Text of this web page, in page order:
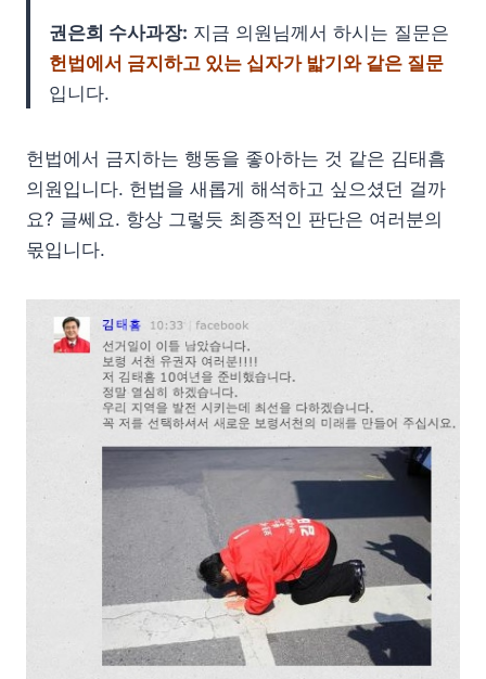
권은희 수사과장: 지금 의원님께서 하시는 질문은
헌법에서 금지하고 있는 십자가 밟기와 같은 질문
입니다.
헌법에서 금지하는 행동을 좋아하는 것 같은 김태흠
의원입니다. 헌법을 새롭게 해석하고 싶으셨던 걸까
요? 글쎄요. 항상 그렇듯 최종적인 판단은 여러분의
몫입니다.